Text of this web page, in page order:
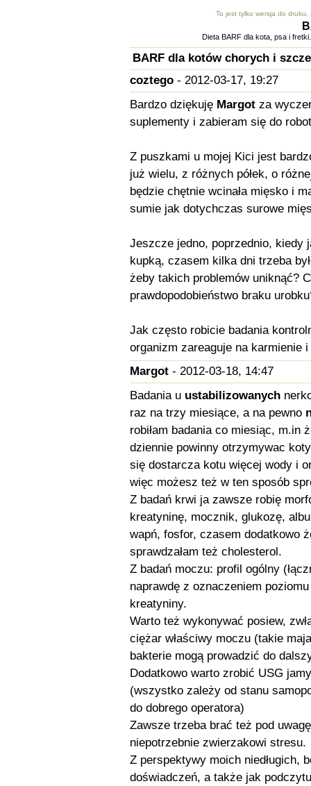
To jest tylko wersja do druku,
Dieta BARF dla kota, psa i
BARF dla kotów chorych i
coztego- 2012-03-17, 19:27
Bardzo dziękujęMargot za
suplementy i zabieram się do
Z puszkami u mojej Kici jest
już wielu, z różnych półek, o
będzie chętnie wcinała mięsko i
sumie jak dotychczas surowe
Jeszcze jedno, poprzednio, kiedy
kupką, czasem kilka dni trzeba
żeby takich problemów uniknąć?
prawdopodobieństwo braku
Jak często robicie badania
organizm zareaguje na karmienie
Margot- 2012-03-18, 14:47
Badania u ustabilizowanych
raz na trzy miesiące, a na pewno
robiłam badania co miesiąc, m.in
dziennie powinny otrzymywac
się dostarcza kotu więcej wody i
więc możesz też w ten sposób
Z badań krwi ja zawsze robię
kreatyninę, mocznik, glukozę,
wapń, fosfor, czasem dodatkowo
sprawdzałam też cholesterol.
Z badań moczu: profil ogólny
naprawdę z oznaczeniem
kreatyniny.
Warto też wykonywać posiew,
ciężar właściwy moczu (takie
bakterie mogą prowadzić do
Dodatkowo warto zrobić USG
(wszystko zależy od stanu
do dobrego operatora)
Zawsze trzeba brać też pod
niepotrzebnie zwierzakowi stresu.
Z perspektywy moich niedługich,
doświadczeń, a także jak